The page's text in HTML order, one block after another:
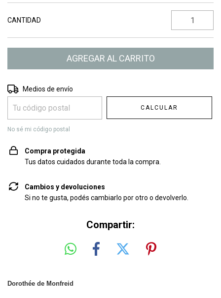
CANTIDAD
Entregas para el CP:
Medios de envío
CALCULAR
No sé mi código postal
Compra protegida
Tus datos cuidados durante toda la compra.
Cambios y devoluciones
Si no te gusta, podés cambiarlo por otro o devolverlo.
Compartir:
Dorothée de Monfreid